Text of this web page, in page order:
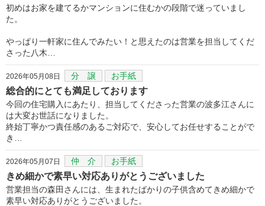
初めはお家を建てるかマンションに住むかの段階で迷っていまし
た。
やっぱり一軒家に住んでみたい！と思えたのは営業を担当してくだ
さった八木…
2026年05月08日 分 譲 お手紙
総合的にとても満足しております
今回の住宅購入にあたり、担当してくださった営業の波多江さんに
は大変お世話になりました。
終始丁寧かつ責任感のあるご対応で、安心してお任せすることがで
き…
2026年05月07日 仲 介 お手紙
きめ細かで素早い対応ありがとうございました
営業担当の森田さんには、生まれたばかりの子供含めてきめ細かで
素早い対応ありがとうございました。